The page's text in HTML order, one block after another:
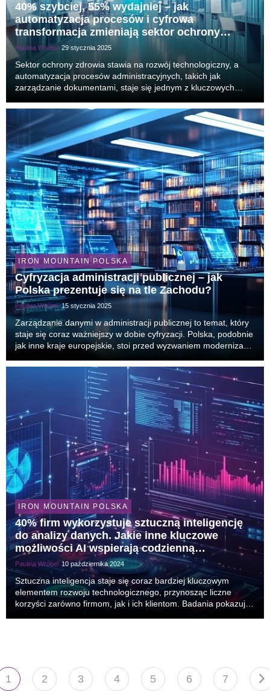
40% szybciej, 55% wydajniej – jak
automatyzacja procesów i cyfrowa
transformacja zmieniają sektor ochrony
zdrowia?
Paulina Wróbel 29 stycznia 2025
Sektor ochrony zdrowia stawia na rozwój technologiczny, a
automatyzacja procesów administracyjnych, takich jak
zarządzanie dokumentami, staje się jednym z kluczowych
systemom IT czas wyszukiwania dokumentów może by...
IRON MOUNTAIN POLSKA
Cyfryzacja administracji publicznej – jak
Polska prezentuje się na tle Zachodu?
Paulina Wróbel 15 stycznia 2025
Zarządzanie danymi w administracji publicznej to temat, który
staje się coraz ważniejszy w dobie cyfryzacji. Polska, podobnie
jak inne kraje europejskie, stoi przed wyzwaniem modernizacji
płynnego dostępu do info...
IRON MOUNTAIN POLSKA
40% firm wykorzystuje sztuczną inteligencję
do analizy danych. Jakie inne kluczowe
możliwości AI wspierają codzienną
działalność biznesową?
Paulina Wróbel 10 października 2024
Sztuczna inteligencja staje się coraz bardziej kluczowym
elementem rozwoju technologicznego, przynosząc liczne
korzyści zarówno firmom, jak i ich klientom. Badania pokazują,
1 2 3 4 5 6 7